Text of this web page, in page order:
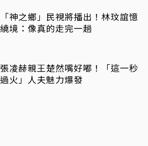
「神之鄉」民視將播出！林玟誼憶
繞境：像真的走完一趟
張凌赫親王楚然嘴好嘟！「這一秒
過火」人夫魅力爆發